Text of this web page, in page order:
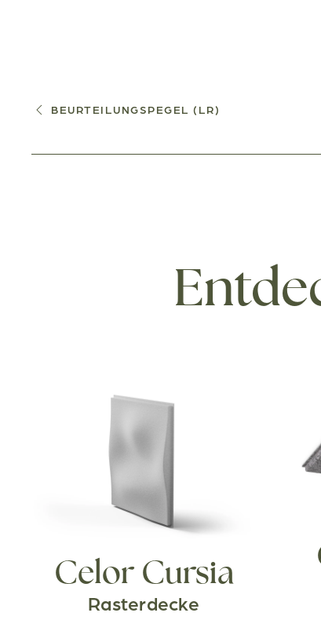
BEURTEILUNGSPEGEL (LR)
Celor Cursia
Rasterdecke